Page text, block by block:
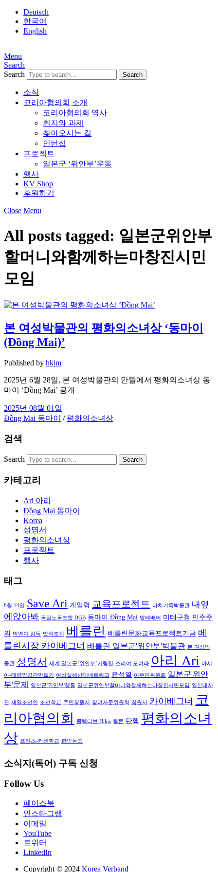
Deutsch
한국어
English
Menu
Search
Search
소식
코리아협의회 소개
코리아협의회 역사
취지와 과제
찾아오시는 길
인턴십
프로젝트
일본군 ‘위안부’운동
행사
KV Shop
후원하기
Close Menu
All posts tagged: 일본군위안부
할머니와함께하는마창진시민
모임
본 여성박물관의 평화의소녀상 ‘동마이
(Đồng Mai)’
Published by hkim
2025년 6월 28일, 본 여성박물관의 안뜰에서 평화의소녀상 동
마이 ‘Đồng Mai’ 공개
2025년 08월 01일
Đồng Mai 동마이
/평화의소녀상
검색
Search
카테고리
Ari 아리
Đồng Mai 동마이
Korea
성명서
평화의소녀상
프로젝트
행사
태그
8월 14일 Save Ari 계엄령 교육프로젝트 나치기록박물관 내옆
에앉아봐 독일노동조합 DGB 동마이 Đồng Mai 말레베어 미테구청 민주주
의 박영이 감독 법적조치 베를린 베를린문화교육프로젝트기금 베
를린시장 카이베그너 베를린 일본군'위안부'박물관 본 여성박
물관 성명서 세계 일본군’위안부’기림일 소리여 모여라 아리 Ari 아시
아-태평양공간만들기 여성살해반대네트워크 윤석열 이주민위원회
일본군'위안
부'문제
일본군'위안부'행동 일본군위안부할머니와함께하는마창진시민모임 일본대사
관 재일조선인 조선학교 주민청원서 참여자문위원회 청원서 카이베그너 코
리아협의회
콜렉티보 Hilos 쾰른 탄핵 평화의소녀
상 프리츠-카센학교 한인동포
소식지(독어) 구독 신청
Follow Us
페이스북
인스타그램
이메일
YouTube
트위터
LinkedIn
Copyright © 2024 Korea Verband